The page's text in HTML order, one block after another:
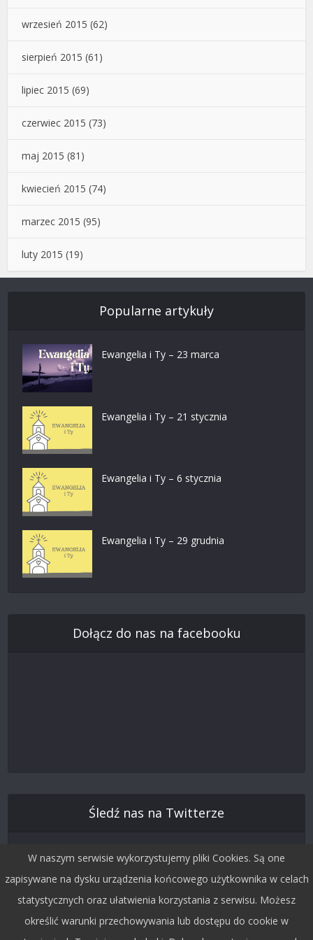
wrzesień 2015 (62)
sierpień 2015 (61)
lipiec 2015 (69)
czerwiec 2015 (73)
maj 2015 (81)
kwiecień 2015 (74)
marzec 2015 (95)
luty 2015 (19)
Popularne artykuły
Ewangelia i Ty – 23 marca
Ewangelia i Ty – 21 stycznia
Ewangelia i Ty – 6 stycznia
Ewangelia i Ty – 29 grudnia
Dołącz do nas na facebooku
Śledź nas na Twitterze
W naszym serwisie wykorzystujemy pliki Cookies. Są one
zapisywane na dysku urządzenia końcowego użytkownika w celach
statystycznych oraz ułatwienia korzystania z serwisu. Możesz
określić warunki przechowywania lub dostępu do cookie w